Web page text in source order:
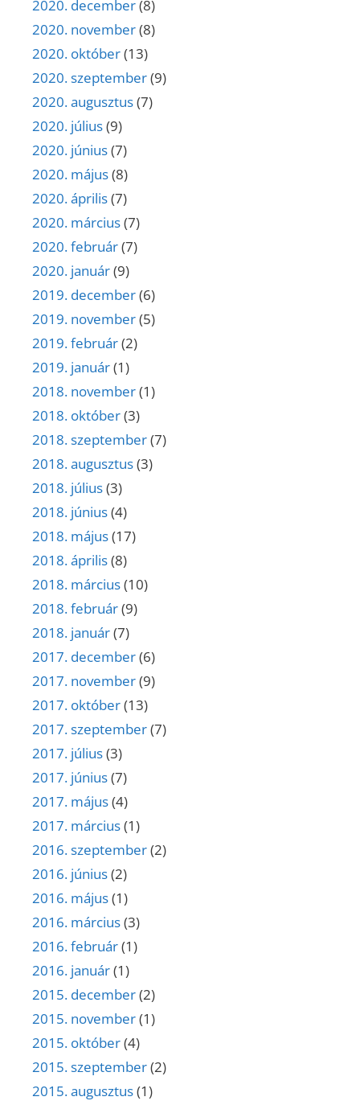
2020. december(8)
2020. november(8)
2020. október(13)
2020. szeptember(9)
2020. augusztus(7)
2020. július(9)
2020. június(7)
2020. május(8)
2020. április(7)
2020. március(7)
2020. február(7)
2020. január(9)
2019. december(6)
2019. november(5)
2019. február(2)
2019. január(1)
2018. november(1)
2018. október(3)
2018. szeptember(7)
2018. augusztus(3)
2018. július(3)
2018. június(4)
2018. május(17)
2018. április(8)
2018. március(10)
2018. február(9)
2018. január(7)
2017. december(6)
2017. november(9)
2017. október(13)
2017. szeptember(7)
2017. július(3)
2017. június(7)
2017. május(4)
2017. március(1)
2016. szeptember(2)
2016. június(2)
2016. május(1)
2016. március(3)
2016. február(1)
2016. január(1)
2015. december(2)
2015. november(1)
2015. október(4)
2015. szeptember(2)
2015. augusztus(1)